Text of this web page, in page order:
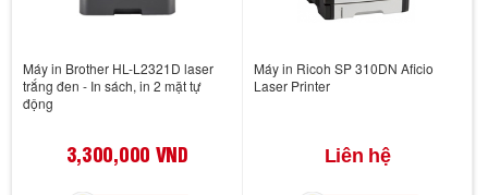
Máy in Brother HL-L2321D laser
trắng đen - In sách, in 2 mặt tự
động
3,300,000 VND
Máy in Ricoh SP 310DN Aficio
Laser Printer
Liên hệ